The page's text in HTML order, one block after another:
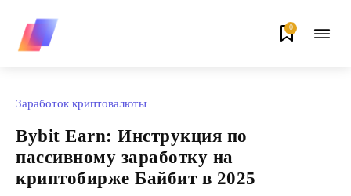
0
Заработок криптовалюты
Bybit Earn: Инструкция по
пассивному заработку на
криптобирже Байбит в 2025